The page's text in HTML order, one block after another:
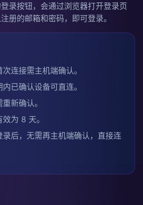
录按钮，会通过浏览器打开登录页
册的邮箱和密码，即可登录。
连接需主机端确认。
已确认设备可直连。
新确认。
为 8 天。
录后，无需再主机端确认，直接连